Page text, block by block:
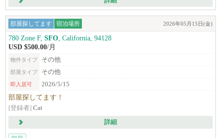
部屋探してます 宿泊場所 2026年05月15日(金)
780 Zone F, SFO , California, 94128
USD $500.00/月
物件タイプ その他
部屋タイプ その他
即入居可 2026/5/15
部屋探してます！
[登録者] Cat
詳細